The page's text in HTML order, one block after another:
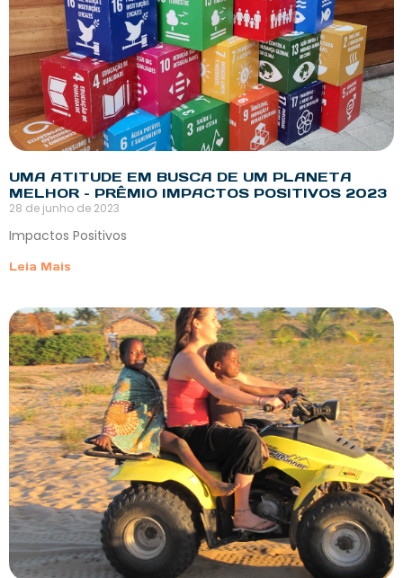
UMA ATITUDE EM BUSCA DE UM PLANETA
MELHOR – PRÊMIO IMPACTOS POSITIVOS 2023
28 de junho de 2023
Impactos Positivos
Leia Mais